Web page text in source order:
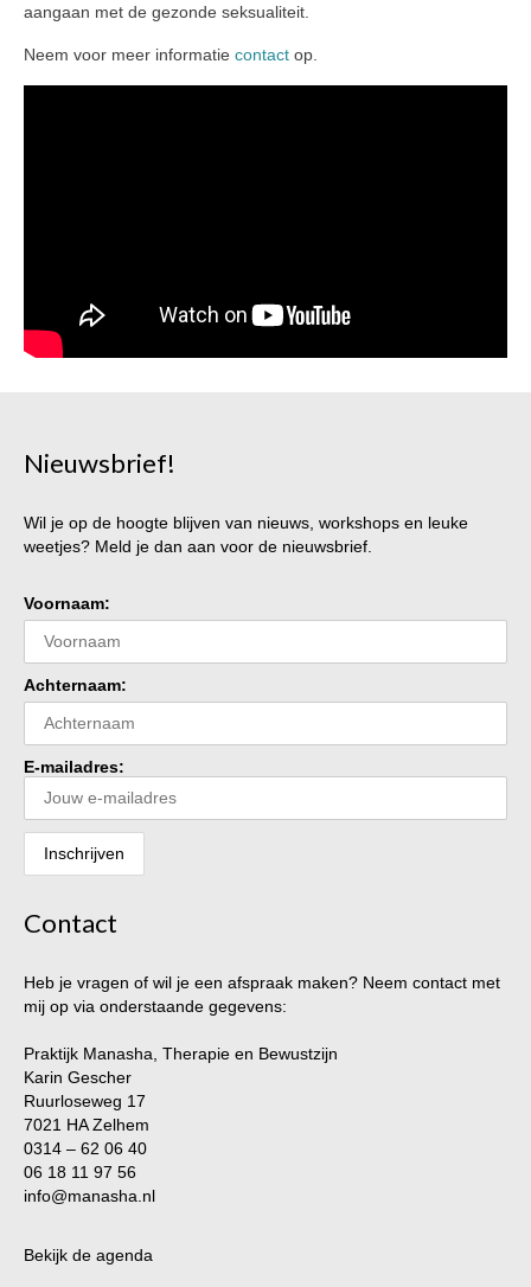
aangaan met de gezonde seksualiteit.
Neem voor meer informatie contact op.
Nieuwsbrief!
Wil je op de hoogte blijven van nieuws, workshops en leuke
weetjes? Meld je dan aan voor de nieuwsbrief.
Voornaam:
Achternaam:
E-mailadres:
Contact
Heb je vragen of wil je een afspraak maken? Neem contact met
mij op via onderstaande gegevens:
Praktijk Manasha, Therapie en Bewustzijn
Karin Gescher
Ruurloseweg 17
7021 HA Zelhem
0314 – 62 06 40
06 18 11 97 56
info@manasha.nl
Bekijk de agenda